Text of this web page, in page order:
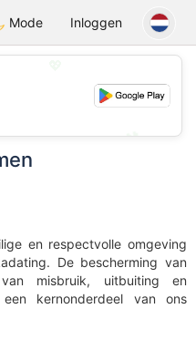
Mode Inloggen
💕
en respectvolle omgeving
De bescherming van
misbruik, uitbuiting en
kernonderdeel van ons